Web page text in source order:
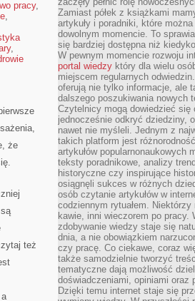
pracy,
,
,
że
też
Zamiast półek z książkami
artykuły i poradniki, które
dowolnym momencie. To
się bardziej dostępna niż
W pewnym momencie rozwoju
portal wiedzy który dla wielu
miejscem regularnych
oferują nie tylko informacje, ale
dalszego poszukiwania nowych
Czytelnicy mogą dowiedzieć się
jednocześnie odkryć dziedziny,
nawet nie myśleli. Jednym z
takich platform jest
artykułów popularnonaukowych
teksty poradnikowe, analizy
historyczne czy inspirujące
osiągnęli sukces w różnych
osób czytanie artykułów w
codziennym rytuałem.
kawie, inni wieczorem po pracy.
zdobywanie wiedzy staje się
dnia, a nie obowiązkiem
czy pracę. Co ciekawe, coraz
także samodzielnie tworzyć
tematyczne dają możliwość
doświadczeniami, opiniami oraz
Dzięki temu internet staje się